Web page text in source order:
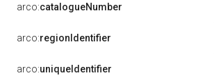
arco:catalogueNumber
arco:regionIdentifier
arco:uniqueIdentifier